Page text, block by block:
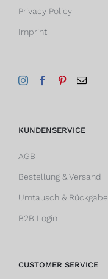
Privacy Policy
Imprint
KUNDENSERVICE
AGB
Bestellung & Versand
Umtausch & Rückgabe
B2B Login
CUSTOMER SERVICE